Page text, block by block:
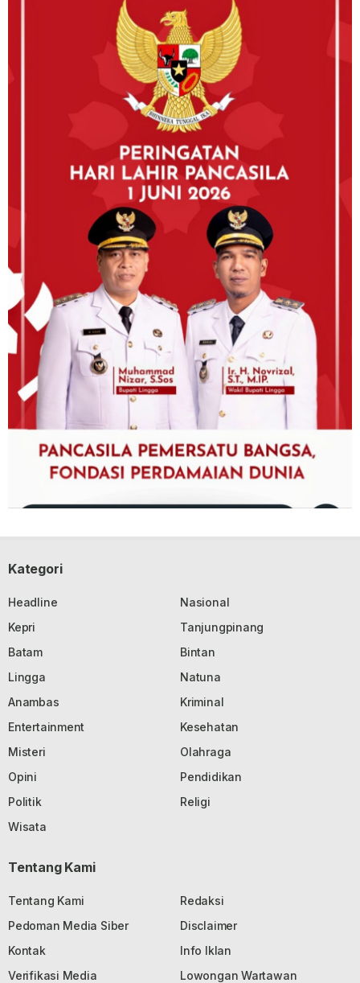
Kategori
Headline
Nasional
Kepri
Tanjungpinang
Batam
Bintan
Lingga
Natuna
Anambas
Kriminal
Entertainment
Kesehatan
Misteri
Olahraga
Opini
Pendidikan
Politik
Religi
Wisata
Tentang Kami
Tentang Kami
Redaksi
Pedoman Media Siber
Disclaimer
Kontak
Info Iklan
Verifikasi Media
Lowongan Wartawan